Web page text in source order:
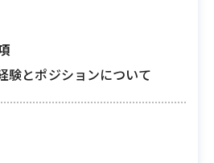
験とポジションについて